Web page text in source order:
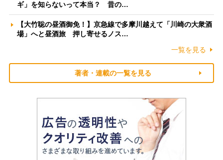
ギ」を知らないって本当？ 昔の…
【大竹聡の昼酒御免！】京急線で多摩川越えて「川崎の大衆酒
場」へと昼酒旅 押し寄せるノス…
一覧を見る
著者・連載の一覧を見る